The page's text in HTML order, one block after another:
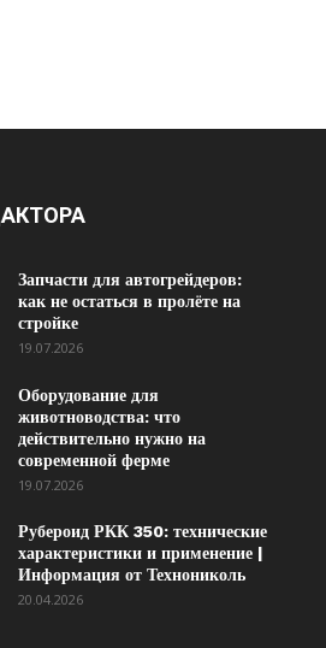
Запчасти для автогрейдеров:
как не остаться в пролёте на
стройке
19.07.2026
Оборудование для
животноводства: что
действительно нужно на
современной ферме
19.07.2026
Рубероид РКК 350: технические
характеристики и применение |
Информация от Технониколь
20.04.2026